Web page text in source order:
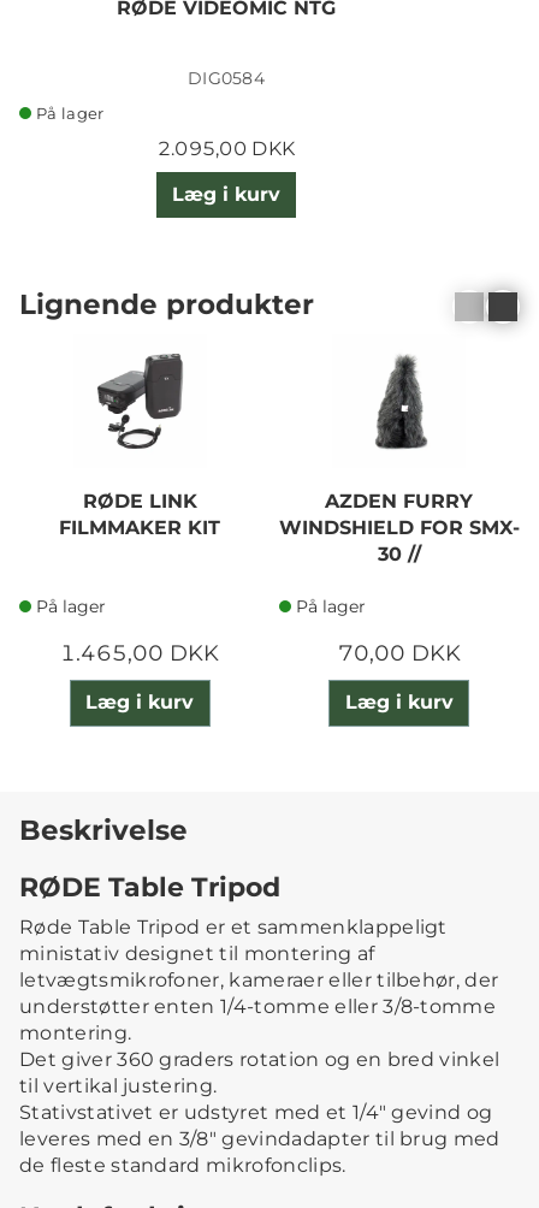
RØDE VIDEOMIC NTG
DIG0584
På lager
2.095,00 DKK
Læg i kurv
Lignende produkter
RØDE LINK
FILMMAKER KIT
På lager
1.465,00 DKK
Læg i kurv
AZDEN FURRY
WINDSHIELD FOR SMX-
30 //
På lager
70,00 DKK
Læg i kurv
Beskrivelse
RØDE Table Tripod
Røde Table Tripod er et sammenklappeligt
ministativ designet til montering af
letvægtsmikrofoner, kameraer eller tilbehør, der
understøtter enten 1/4-tomme eller 3/8-tomme
montering.
Det giver 360 graders rotation og en bred vinkel
til vertikal justering.
Stativstativet er udstyret med et 1/4" gevind og
leveres med en 3/8" gevindadapter til brug med
de fleste standard mikrofonclips.